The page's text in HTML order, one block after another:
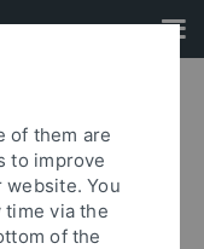
of them are
to improve
You
time via the
of the